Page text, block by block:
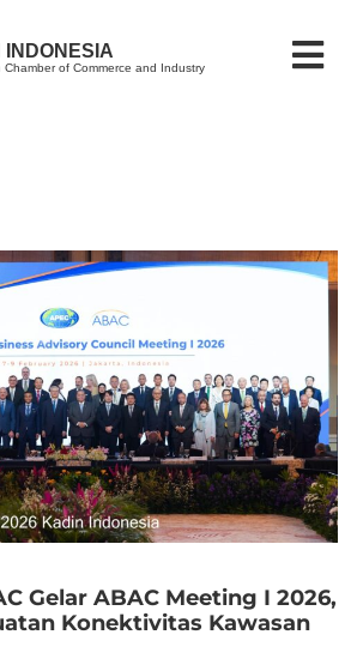
INDONESIA
Chamber of Commerce and Industry
Gelar ABAC Meeting I 2026,
Konektivitas Kawasan